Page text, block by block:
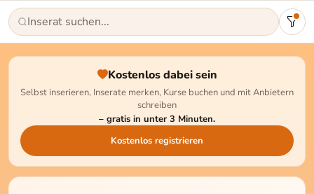
Kostenlos dabei sein
Selbst inserieren, Inserate merken, Kurse buchen und mit Anbietern
schreiben
– gratis in unter 3 Minuten.
Kostenlos registrieren